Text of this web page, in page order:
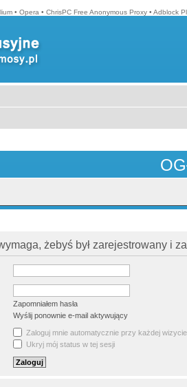
• Opera • ChrisPC Free Anonymous Proxy • Adblock
żebyś był zarejestrowany i
Zapomniałem hasła
Wyślij ponownie e-mail aktywujący
Zaloguj mnie automatycznie przy każdej wizycie
Ukryj mój status w tej sesji